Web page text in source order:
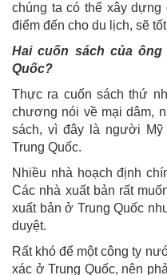
chúng ta có thể xây
điểm đến cho du lịch, sẽ
Hai cuốn sách của
Quốc?
Thực ra cuốn sách thứ
chương nói về mại dâm,
sách, vì đây là người
Trung Quốc.
Nhiều nhà hoạch định
Các nhà xuất bản rất
xuất bản ở Trung Quốc
duyệt.
Rất khó để một công ty
xác ở Trung Quốc, nên